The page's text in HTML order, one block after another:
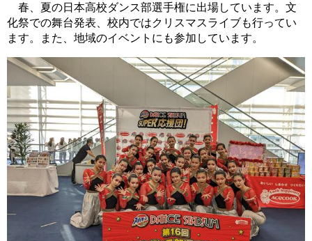
春、夏の日本高校ダンス部選手権に出場しています。文
化祭での舞台発表、校内ではクリスマスライブも行ってい
ます。また、地域のイベントにも参加しています。